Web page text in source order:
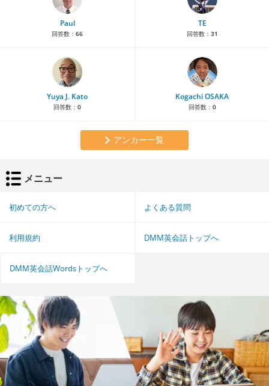
Paul
回答数： 66
TE
回答数： 31
Yuya J. Kato
回答数： 0
Kogachi OSAKA
回答数： 0
アンカー一覧
メニュー
初めての方へ よくある質問
利用規約 DMM英会話トップへ
DMM英会話Wordsトップへ